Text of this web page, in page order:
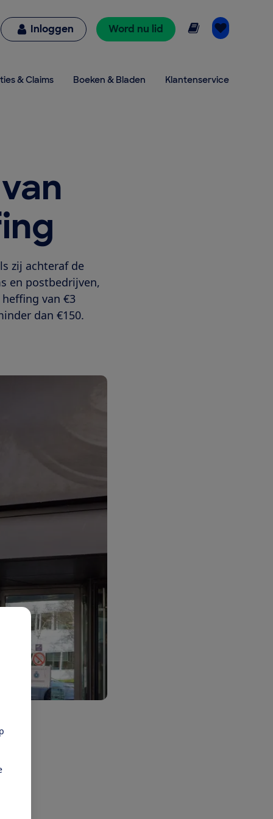
Inloggen Word nu lid Online lezen
& Claims Boeken & Bladen Klantenservice
zij achteraf de
en postbedrijven,
van €3
dan €150.